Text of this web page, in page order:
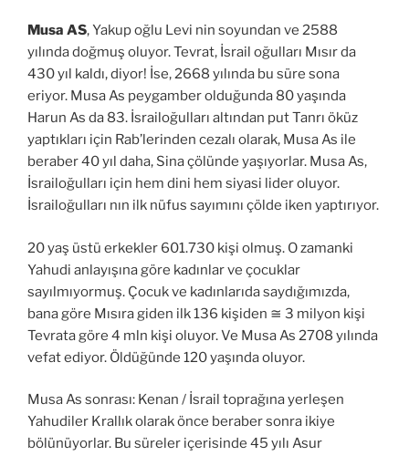
Musa AS, Yakup oğlu Levi nin soyundan ve 2588
yılında doğmuş oluyor. Tevrat, İsrail oğulları Mısır da
430 yıl kaldı, diyor! İse, 2668 yılında bu süre sona
eriyor. Musa As peygamber olduğunda 80 yaşında
Harun As da 83. İsrailoğulları altından put Tanrı öküz
yaptıkları için Rab’lerinden cezalı olarak, Musa As ile
beraber 40 yıl daha, Sina çölünde yaşıyorlar. Musa As,
İsrailoğulları için hem dini hem siyasi lider oluyor.
İsrailoğulları nın ilk nüfus sayımını çölde iken yaptırıyor.
20 yaş üstü erkekler 601.730 kişi olmuş. O zamanki
Yahudi anlayışına göre kadınlar ve çocuklar
sayılmıyormuş. Çocuk ve kadınlarıda saydığımızda,
bana göre Mısıra giden ilk 136 kişiden ≅ 3 milyon kişi
Tevrata göre 4 mln kişi oluyor. Ve Musa As 2708 yılında
vefat ediyor. Öldüğünde 120 yaşında oluyor.
Musa As sonrası: Kenan / İsrail toprağına yerleşen
Yahudiler Krallık olarak önce beraber sonra ikiye
bölünüyorlar. Bu süreler içerisinde 45 yılı Asur